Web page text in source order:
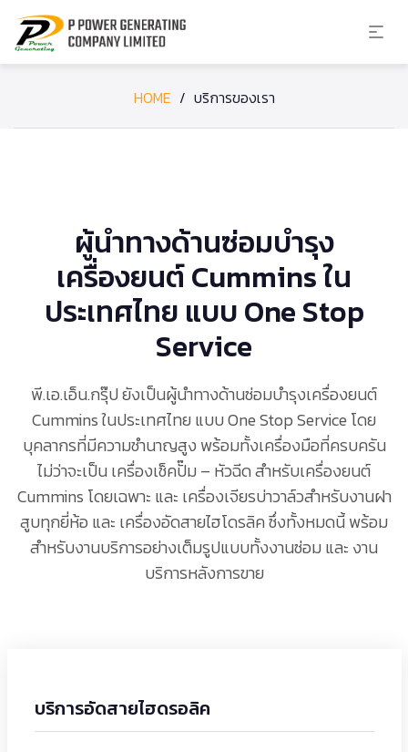
HOME / บริการของเรา
ผู้นำทางด้านซ่อมบำรุง
เครื่องยนต์ Cummins ใน
ประเทศไทย แบบ One Stop
Service
พี.เอ.เอ็น.กรุ๊ป ยังเป็นผู้นำทางด้านซ่อมบำรุงเครื่องยนต์
Cummins ในประเทศไทย แบบ One Stop Service โดย
บุคลากรที่มีความชำนาญสูง พร้อมทั้งเครื่องมือที่ครบครัน
ไม่ว่าจะเป็น เครื่องเช็คปั๊ม – หัวฉีด สำหรับเครื่องยนต์
Cummins โดยเฉพาะ และ เครื่องเจียรบ่าวาล์วสำหรับงานฝา
สูบทุกยี่ห้อ และ เครื่องอัดสายไฮโดรลิค ซึ่งทั้งหมดนี้ พร้อม
สำหรับงานบริการอย่างเต็มรูปแบบทั้งงานซ่อม และ งาน
บริการหลังการขาย
บริการอัดสายไฮดรอลิค